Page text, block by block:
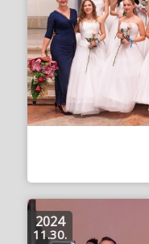
2024
11.30.